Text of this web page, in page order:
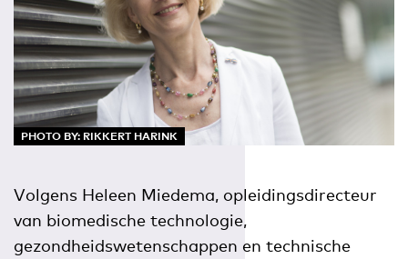
PHOTO BY: RIKKERT HARINK
Volgens Heleen Miedema, opleidingsdirecteur
van biomedische technologie,
gezondheidswetenschappen en technische